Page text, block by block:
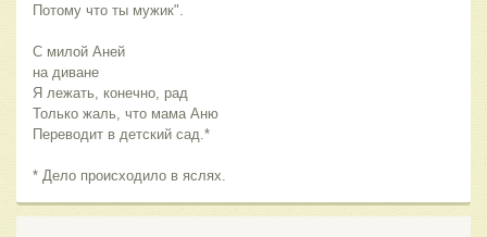
Потому что ты мужик".
С милой Аней
на диване
Я лежать, конечно, рад
Только жаль, что мама Аню
Переводит в детский сад.*
* Дело происходило в яслях.